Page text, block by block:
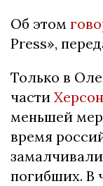
Об этом
Press»,
Только в
части
меньшей
время
погибших. В